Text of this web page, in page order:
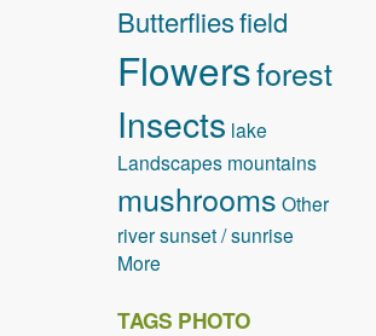
Butterfliesfield
Flowersforest
Insects lake
Landscapes mountains
mushrooms Other
riversunset / sunrise
More
TAGS PHOTO